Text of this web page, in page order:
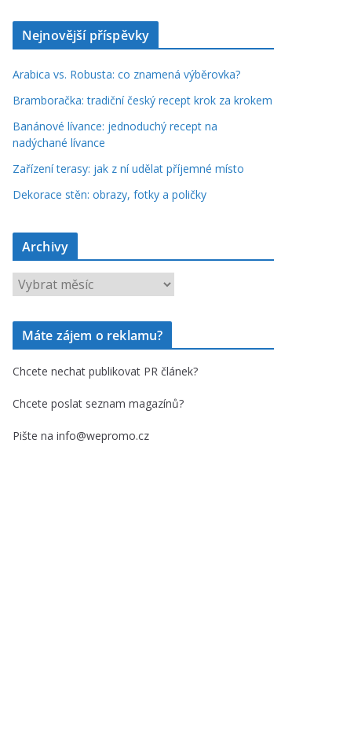
Nejnovější příspěvky
Arabica vs. Robusta: co znamená výběrovka?
Bramboračka: tradiční český recept krok za krokem
Banánové lívance: jednoduchý recept na
nadýchané lívance
Zařízení terasy: jak z ní udělat příjemné místo
Dekorace stěn: obrazy, fotky a poličky
Archivy
A
r
c
v
y
Máte zájem o reklamu?
Chcete nechat publikovat PR článek?
Chcete poslat seznam magazínů?
Pište na info@wepromo.cz